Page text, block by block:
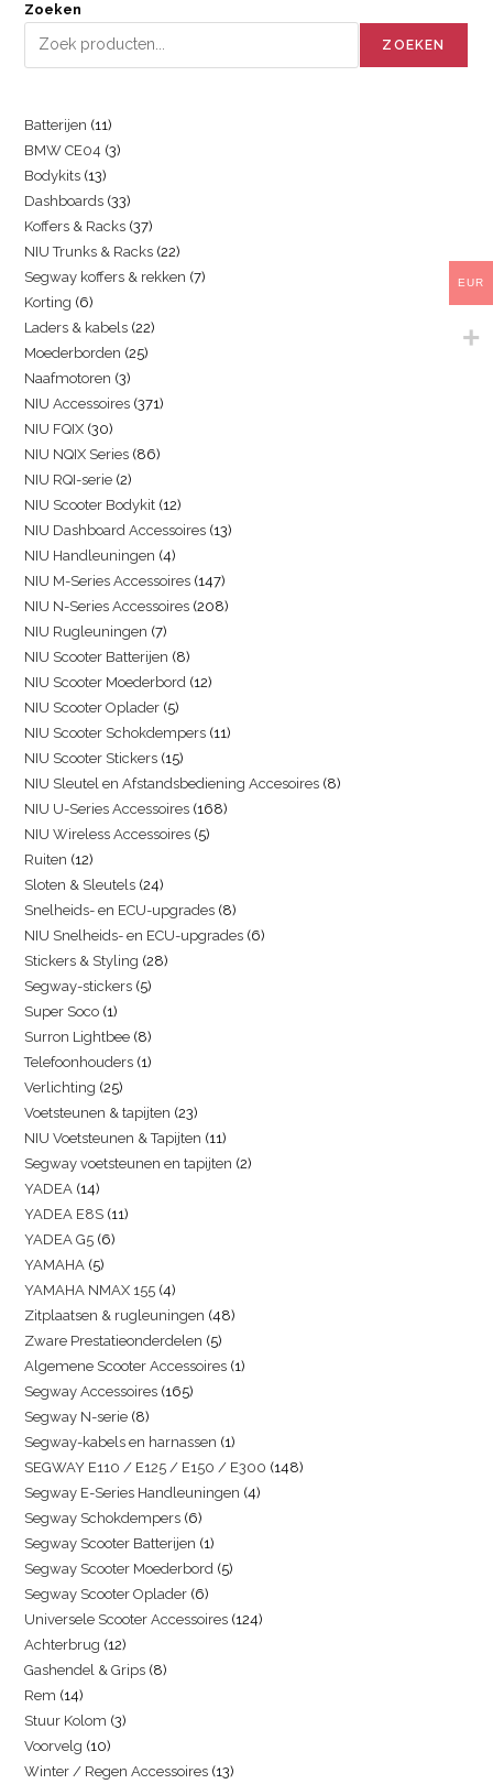
Zoeken
ZOEKEN
Batterijen 11
BMW CE04 3
Bodykits 13
Dashboards 33
Koffers & Racks 37
NIU Trunks & Racks 22
Segway koffers & rekken 7
Korting 6
Laders & kabels 22
Moederborden 25
Naafmotoren 3
NIU Accessoires 371
NIU FQIX 30
NIU NQIX Series 86
NIU RQI-serie 2
NIU Scooter Bodykit 12
NIU Dashboard Accessoires 13
NIU Handleuningen 4
NIU M-Series Accessoires 147
NIU N-Series Accessoires 208
NIU Rugleuningen 7
NIU Scooter Batterijen 8
NIU Scooter Moederbord 12
NIU Scooter Oplader 5
NIU Scooter Schokdempers 11
NIU Scooter Stickers 15
NIU Sleutel en Afstandsbediening Accesoires 8
NIU U-Series Accessoires 168
NIU Wireless Accessoires 5
Ruiten 12
Sloten & Sleutels 24
Snelheids- en ECU-upgrades 8
NIU Snelheids- en ECU-upgrades 6
Stickers & Styling 28
Segway-stickers 5
Super Soco 1
Surron Lightbee 8
Telefoonhouders 1
Verlichting 25
Voetsteunen & tapijten 23
NIU Voetsteunen & Tapijten 11
Segway voetsteunen en tapijten 2
YADEA 14
YADEA E8S 11
YADEA G5 6
YAMAHA 5
YAMAHA NMAX 155 4
Zitplaatsen & rugleuningen 48
Zware Prestatieonderdelen 5
Algemene Scooter Accessoires 1
Segway Accessoires 165
Segway N-serie 8
Segway-kabels en harnassen 1
SEGWAY E110 / E125 / E150 / E300 148
Segway E-Series Handleuningen 4
Segway Schokdempers 6
Segway Scooter Batterijen 1
Segway Scooter Moederbord 5
Segway Scooter Oplader 6
Universele Scooter Accessoires 124
Achterbrug 12
Gashendel & Grips 8
Rem 14
Stuur Kolom 3
Voorvelg 10
Winter / Regen Accessoires 13
EUR